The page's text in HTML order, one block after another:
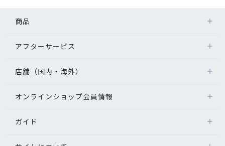
商品
アフターサービス
店舗（国内・海外）
オンラインショップ会員情報
ガイド